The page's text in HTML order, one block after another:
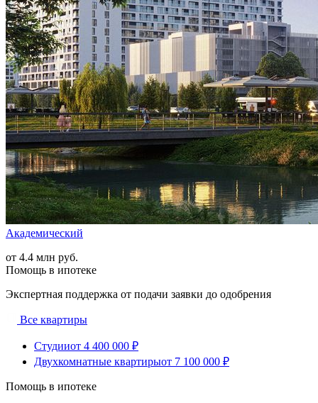
Академический
от 4.4 млн руб.
Помощь в ипотеке
Экспертная поддержка от подачи заявки до одобрения
Все квартиры
Студииот 4 400 000 ₽
Двухкомнатные квартирыот 7 100 000 ₽
Помощь в ипотеке